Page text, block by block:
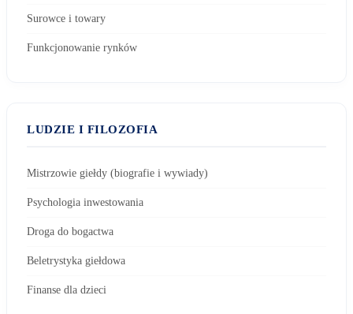
Surowce i towary
Funkcjonowanie rynków
LUDZIE I FILOZOFIA
Mistrzowie giełdy (biografie i wywiady)
Psychologia inwestowania
Droga do bogactwa
Beletrystyka giełdowa
Finanse dla dzieci